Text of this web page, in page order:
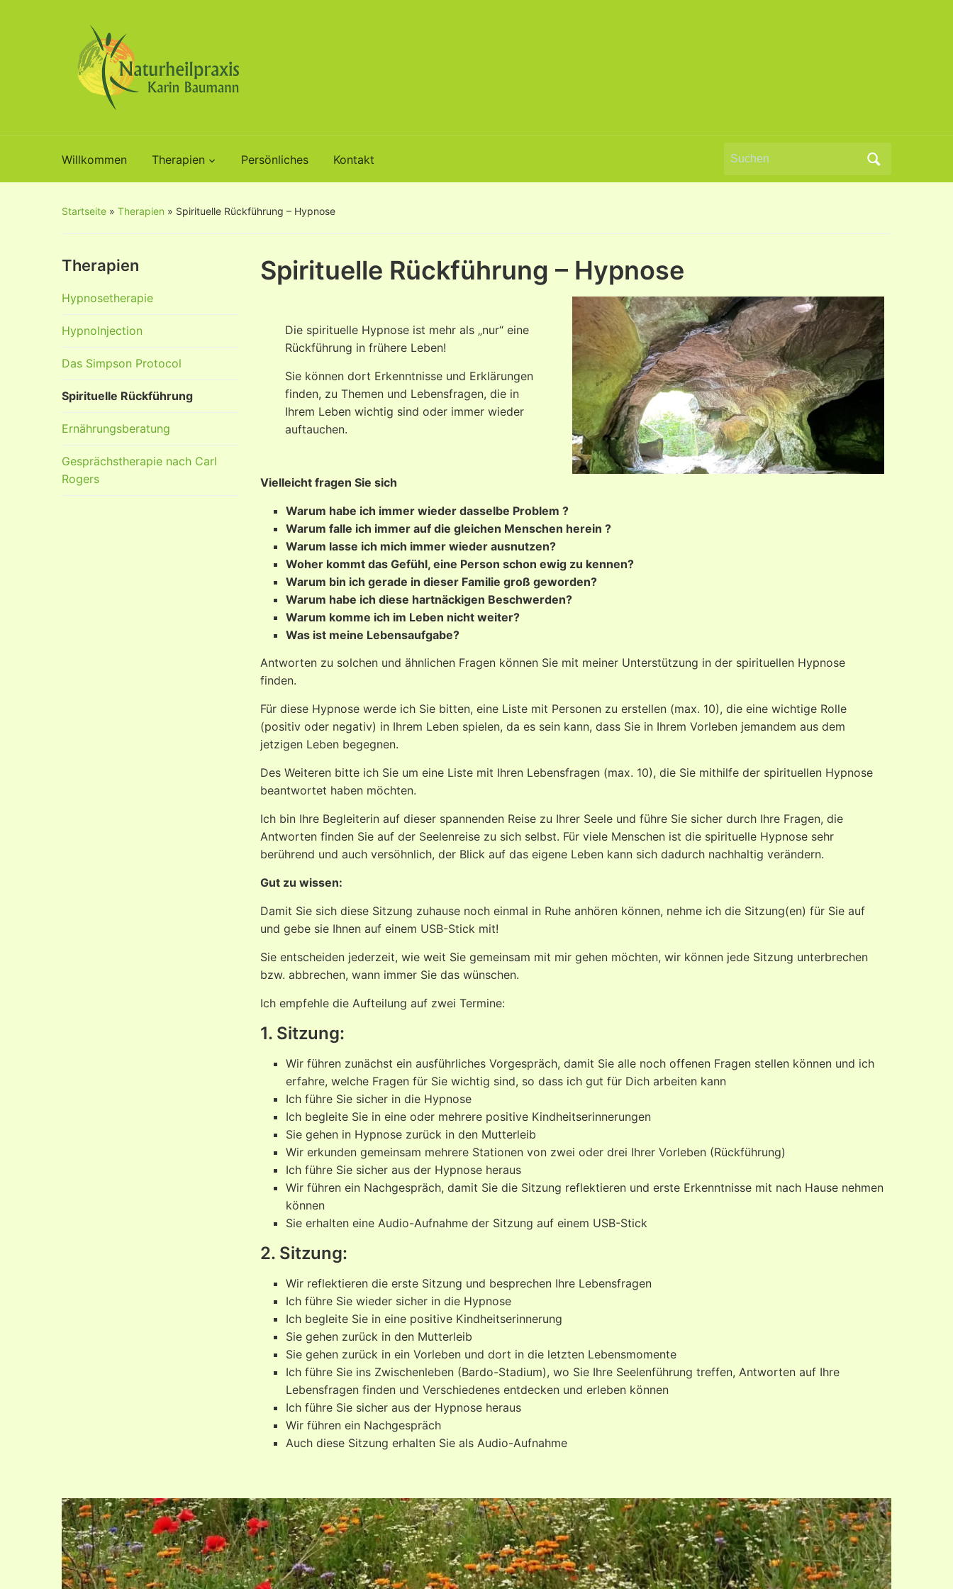
Willkommen Therapien Persönliches Kontakt
Search
Startseite » Therapien » Spirituelle Rückführung – Hypnose
Therapien
Hypnosetherapie
HypnoInjection
Das Simpson Protocol
Spirituelle Rückführung
Ernährungsberatung
Gesprächstherapie nach Carl
Rogers
Spirituelle Rückführung – Hypnose
Die spirituelle Hypnose ist mehr als „nur“ eine
Rückführung in frühere Leben!
Sie können dort Erkenntnisse und Erklärungen
finden, zu Themen und Lebensfragen, die in
Ihrem Leben wichtig sind oder immer wieder
auftauchen.
Vielleicht fragen Sie sich
Warum habe ich immer wieder dasselbe Problem ?
Warum falle ich immer auf die gleichen Menschen herein ?
Warum lasse ich mich immer wieder ausnutzen?
Woher kommt das Gefühl, eine Person schon ewig zu kennen?
Warum bin ich gerade in dieser Familie groß geworden?
Warum habe ich diese hartnäckigen Beschwerden?
Warum komme ich im Leben nicht weiter?
Was ist meine Lebensaufgabe?
Antworten zu solchen und ähnlichen Fragen können Sie mit meiner Unterstützung in der spirituellen Hypnose
finden.
Für diese Hypnose werde ich Sie bitten, eine Liste mit Personen zu erstellen (max. 10), die eine wichtige Rolle
(positiv oder negativ) in Ihrem Leben spielen, da es sein kann, dass Sie in Ihrem Vorleben jemandem aus dem
jetzigen Leben begegnen.
Des Weiteren bitte ich Sie um eine Liste mit Ihren Lebensfragen (max. 10), die Sie mithilfe der spirituellen Hypnose
beantwortet haben möchten.
Ich bin Ihre Begleiterin auf dieser spannenden Reise zu Ihrer Seele und führe Sie sicher durch Ihre Fragen, die
Antworten finden Sie auf der Seelenreise zu sich selbst. Für viele Menschen ist die spirituelle Hypnose sehr
berührend und auch versöhnlich, der Blick auf das eigene Leben kann sich dadurch nachhaltig verändern.
Gut zu wissen:
Damit Sie sich diese Sitzung zuhause noch einmal in Ruhe anhören können, nehme ich die Sitzung(en) für Sie auf
und gebe sie Ihnen auf einem USB-Stick mit!
Sie entscheiden jederzeit, wie weit Sie gemeinsam mit mir gehen möchten, wir können jede Sitzung unterbrechen
bzw. abbrechen, wann immer Sie das wünschen.
Ich empfehle die Aufteilung auf zwei Termine:
1. Sitzung:
Wir führen zunächst ein ausführliches Vorgespräch, damit Sie alle noch offenen Fragen stellen können und ich
erfahre, welche Fragen für Sie wichtig sind, so dass ich gut für Dich arbeiten kann
Ich führe Sie sicher in die Hypnose
Ich begleite Sie in eine oder mehrere positive Kindheitserinnerungen
Sie gehen in Hypnose zurück in den Mutterleib
Wir erkunden gemeinsam mehrere Stationen von zwei oder drei Ihrer Vorleben (Rückführung)
Ich führe Sie sicher aus der Hypnose heraus
Wir führen ein Nachgespräch, damit Sie die Sitzung reflektieren und erste Erkenntnisse mit nach Hause nehmen
können
Sie erhalten eine Audio-Aufnahme der Sitzung auf einem USB-Stick
2. Sitzung:
Wir reflektieren die erste Sitzung und besprechen Ihre Lebensfragen
Ich führe Sie wieder sicher in die Hypnose
Ich begleite Sie in eine positive Kindheitserinnerung
Sie gehen zurück in den Mutterleib
Sie gehen zurück in ein Vorleben und dort in die letzten Lebensmomente
Ich führe Sie ins Zwischenleben (Bardo-Stadium), wo Sie Ihre Seelenführung treffen, Antworten auf Ihre
Lebensfragen finden und Verschiedenes entdecken und erleben können
Ich führe Sie sicher aus der Hypnose heraus
Wir führen ein Nachgespräch
Auch diese Sitzung erhalten Sie als Audio-Aufnahme